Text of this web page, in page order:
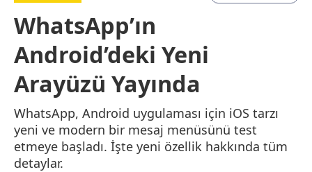
WhatsApp’ın
Android’deki Yeni
Arayüzü Yayında
WhatsApp, Android uygulaması için iOS tarzı
yeni ve modern bir mesaj menüsünü test
etmeye başladı. İşte yeni özellik hakkında tüm
detaylar.